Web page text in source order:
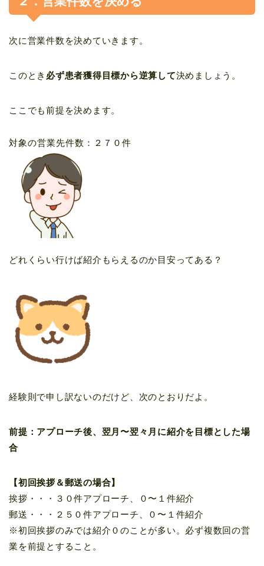
次に営業件数を決めていきます。
このとき 必ず患者獲得目標から逆算して決めましょう。
ここでも前提を決めます。
対象の営業先件数：２７０件
どれくらい行けば紹介もらえるのか目安ってある？
経験則で申し訳ないのだけど、次のとおりだよ。
前提：アプローチ後、 翌月〜翌々月に紹介を目標とした場
合
【初回挨拶＆郵送の場合】
挨拶・・・３０件アプローチ、０〜１件紹介
郵送・・・２５０件アプローチ、０〜１件紹介
※初回挨拶のみでは紹介０のことが多い。必ず複数回の営
業を前提とすること。